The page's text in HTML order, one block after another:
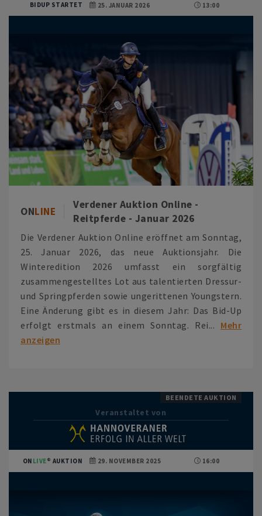
BIDUP STARTET 25. JANUAR 2026 13:00
ONLINE
Verdener Auktion Online -
Reitpferde - Januar 2026
Die Verdener Auktion Online eröffnet am Sonntag,
25. Januar 2026, das neue Auktionsjahr. Die
Winteredition 2026 umfasst ein sorgfältig
zusammengestelltes Lot aus talentierten Dressur-
und Springpferden sowie ungerittenen Youngstern.
Eine Änderung gibt es in diesem Jahr: Das Bid-Up
erfolgt erstmals an einem Sonntag. Rei... Mehr
anzeigen
BEENDETE AUKTION
Veranstaltet von
ON LIVE AUKTION 29. NOVEMBER 2025 16:00